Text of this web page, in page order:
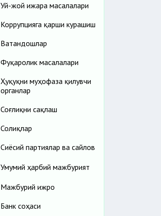
Уй-жой ижара масалалари
Коррупцияга қарши курашиш
Ватандошлар
Фуқаролик масалалари
Ҳуқуқни муҳофаза қилувчи
органлар
Соғлиқни сақлаш
Солиқлар
Сиёсий партиялар ва сайлов
Умумий ҳарбий мажбурият
Мажбурий ижро
Банк соҳаси